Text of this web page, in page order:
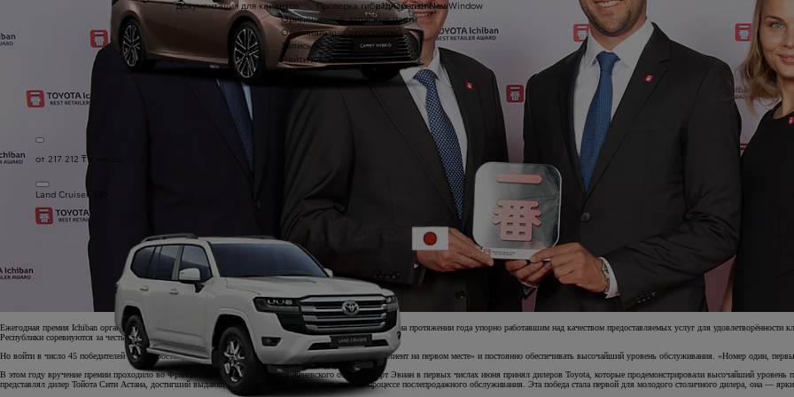
от 217 212 ₸ в месяц
Land Cruiser 300
Документация для клиентов
a11yOpensInNewWindow
Проверка гибридной системы
Оригинальные запасные части
Оригинальные аксессуары
Запись на сервис
Найти дилера
Ежегодная премия Ichiban организована Toyota Motor Europe и вручается самым лучшим дилерам бренда, на протяжении года упорно работавшим над качеством предоставляемых услуг для удовлетворённости
Республики соревнуются за честь оказаться в списке Ichiban.
Но войти в число 45 победителей не так просто. Для этого надо искренне придерживаться принципа «Клиент на первом месте» и постоянно обеспечивать высочайший уровень обслуживания. «Номер один,
В этом году вручение премии проходило во Франции на берегу живописного Женевского озера. Курорт Эвиан в первых числах июня принял дилеров Toyota, которые продемонстрировали высочайший уровень
представлял дилер Тойота Сити Астана, достигший выдающихся успехов как в продажах, так и в процессе послепродажного обслуживания. Эта победа стала первой для молодого столичного дилера, она —